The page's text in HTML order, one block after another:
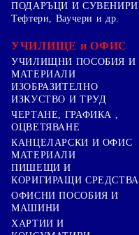
ПОДАРЪЦИ И СУВЕНИРИ
Тефтери, Ваучери и др.
УЧИЛИЩЕ и ОФИС
УЧИЛИЩНИ ПОСОБИЯ И
МАТЕРИАЛИ
ИЗОБРАЗИТЕЛНО
ИЗКУСТВО И ТРУД
ЧЕРТАНЕ, ГРАФИКА ,
ОЦВЕТЯВАНЕ
КАНЦЕЛАРСКИ И ОФИС
МАТЕРИАЛИ
ПИШЕЩИ И
КОРИГИРАЩИ СРЕДСТВА
ОФИСНИ ПОСОБИЯ И
МАШИНИ
ХАРТИИ И